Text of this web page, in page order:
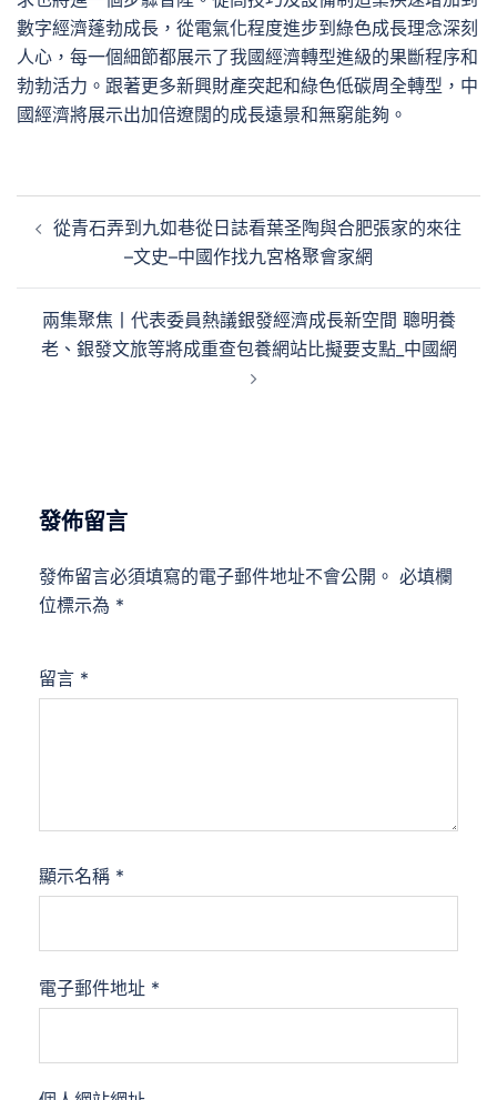
數字經濟蓬勃成長，從電氣化程度進步到綠色成長理念深刻
人心，每一個細節都展示了我國經濟轉型進級的果斷程序和
勃勃活力。跟著更多新興財產突起和綠色低碳周全轉型，中
國經濟將展示出加倍遼闊的成長遠景和無窮能夠。
章 從青石弄到九如巷從日誌看葉圣陶與合肥張家的來往
–文史–中國作找九宮格聚會家網
兩集聚焦丨代表委員熱議銀發經濟成長新空間 聰明養
老、銀發文旅等將成重查包養網站比擬要支點_中國網
發佈留言
發佈留言必須填寫的電子郵件地址不會公開。 必填欄
位標示為 *
留言 *
顯示名稱 *
電子郵件地址 *